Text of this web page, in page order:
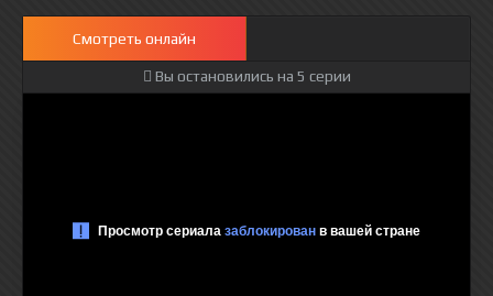
Смотреть онлайн
Вы остановились на 5 серии